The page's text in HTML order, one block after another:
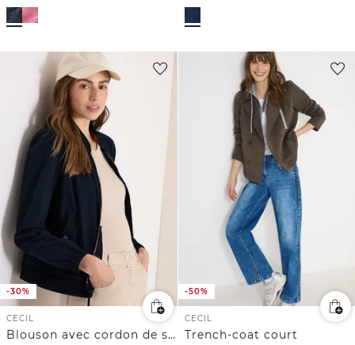
-30%
CECIL
Blouson avec cordon de serrage et détails en mesh
-50%
CECIL
Trench-coat court